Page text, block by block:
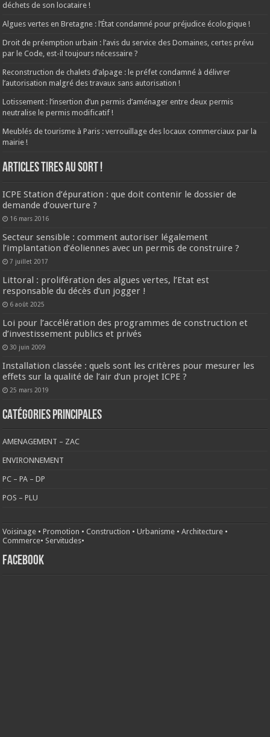
déchets de son locataire !
Algues vertes en Bretagne : l’État condamné pour préjudice écologique !
Droit de préemption urbain : l’avis du service des Domaines, certes prévu
par le Code, est-il toujours nécessaire ?
Reconstruction de chalets d’alpage : le préfet condamné à délivrer
l’autorisation malgré des travaux sans autorisation !
Lotissement : l’insertion d’un permis d’aménager entre deux permis
neutralise le permis modificatif !
Meublés de tourisme à Paris : verrouillage des locaux commerciaux par la
mairie !
ARTICLES TIRES AU SORT !
ICPE Station d’épuration : que doit contenir le dossier de
demande d’ouverture ?
16 mars 2016
Secteur sensible : comment autoriser légalement
l’implantation d’éoliennes avec un permis de construire ?
7 juillet 2017
Littoral : prolifération des algues vertes, l’Etat est
responsable du décès d’un jogger !
6 août 2025
Loi pour l’accélération des programmes de construction et
d’investissement publics et privés
30 juin 2009
Installation classée : quels sont les critères pour mesurer les
effets sur la qualité de l’air d’un projet ICPE ?
25 mars 2019
CATÉGORIES PRINCIPALES
AMENAGEMENT – ZAC
ENVIRONNEMENT
PC – PA – DP
POS – PLU
Voisinage •Promotion •Construction •Urbanisme •Architecture •
Commerce• Servitudes•
FACEBOOK